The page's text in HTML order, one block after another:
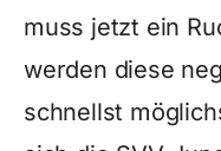
muss jetzt ein
werden diese
schnellst